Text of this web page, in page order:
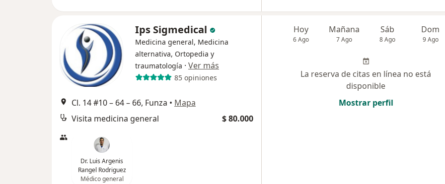
Ips Sigmedical
Medicina general, Medicina
alternativa, Ortopedia y
traumatología · Ver más
85 opiniones
Cl. 14 #10 – 64 – 66, Funza • Mapa
Visita medicina general
$ 80.000
Dr. Luis Argenis
Rangel Rodriguez
Médico general
Hoy
6 Ago
Mañana
7 Ago
Sáb
8 Ago
Dom
9 Ago
La reserva de citas en línea no está
disponible
Mostrar perfil